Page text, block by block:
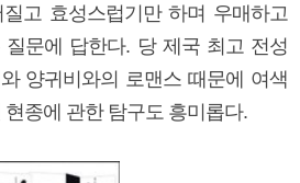
고 효성스럽기만 하며 우매하고
질문에 답한다. 당 제국 최고 전성
양귀비와의 로맨스 때문에 여색
종에 관한 탐구도 흥미롭다.